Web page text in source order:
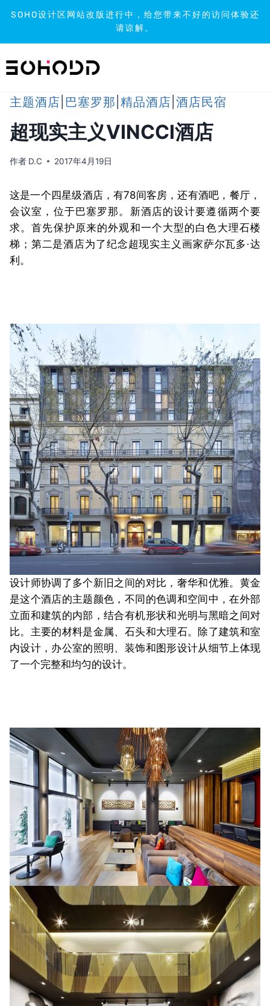
SOHO设计区网站改版进行中，给您带来不好的访问体验还
请谅解。
到
主题酒店 巴塞罗那 精品酒店 酒店民宿
超现实主义VINCCI酒店
作者 D.C 2017年4月19日
这是一个四星级酒店，有78间客房，还有酒吧，餐厅，
会议室，位于巴塞罗那。 新酒店的设计要遵循两个要
求。首先保护原来的外观和一个大型的白色大理石楼
梯；第二是酒店为了纪念超现实主义画家萨尔瓦多·达
利。
设计师协调了多个新旧之间的对比，奢华和优雅。黄金
是这个酒店的主题颜色，不同的色调和空间中，在外部
立面和建筑的内部，结合有机形状和光明与黑暗之间对
比。主要的材料是金属、石头和大理石。除了建筑和室
内设计，办公室的照明、装饰和图形设计从细节上体现
了一个完整和均匀的设计。